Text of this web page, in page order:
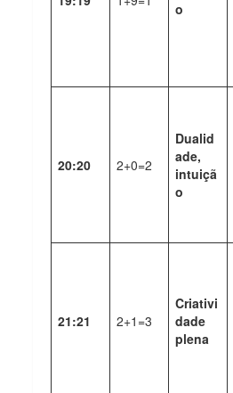
o
20:20 2+0=2
Dualid
ade,
intuiçã
o
21:21 2+1=3
Criativi
dade
plena